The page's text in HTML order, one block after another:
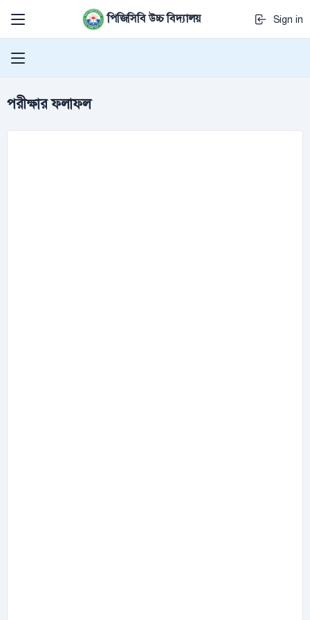
পিজিসিবি উচ্চ বিদ্যালয় Sign in
পরীক্ষার ফলাফল